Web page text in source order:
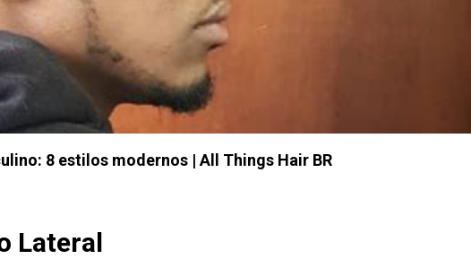
8 estilos modernos | All Things Hair BR
Lateral